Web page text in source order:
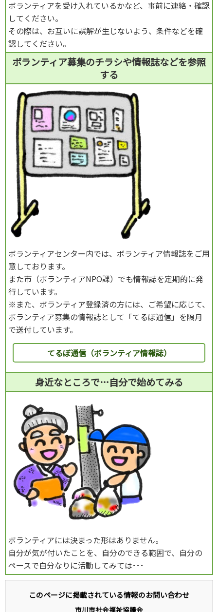
ボランティアを受け入れているかなど、事前に連絡・確認
してください。
その際は、お互いに誤解が生じないよう、条件などを確
認してください。
ボランティア募集のチラシや情報誌などを参照
する
ボランティアセンター内では、ボランティア情報誌をご用
意しております。
また市（ボランティアNPO課）でも情報誌を定期的に発
行しています。
※また、ボランティア登録済の方には、ご希望に応じて、
ボランティア募集の情報誌として「てるぼ通信」を隔月
で送付しています。
てるぼ通信（ボランティア情報誌）
身近なところで…自分で始めてみる
ボランティアには決まった形はありません。
自分が気が付いたことを、自分のできる範囲で、自分の
ペースで自分なりに活動してみては･･･
このページに掲載されている情報のお問い合わせ
市川市社会福祉協議会